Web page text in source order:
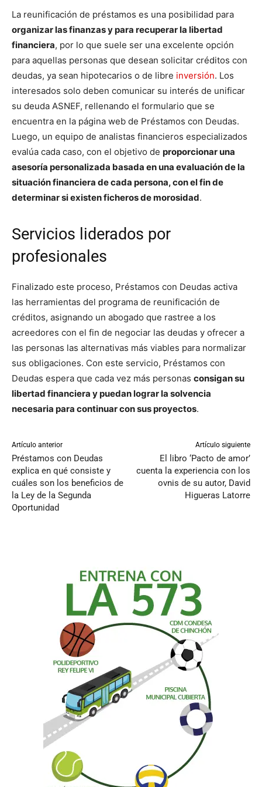
La reunificación de préstamos es una posibilidad para
organizar las finanzas y para recuperar la libertad
financiera, por lo que suele ser una excelente opción
para aquellas personas que desean solicitar créditos con
deudas, ya sean hipotecarios o de libre inversión. Los
interesados solo deben comunicar su interés de unificar
su deuda ASNEF, rellenando el formulario que se
encuentra en la página web de Préstamos con Deudas.
Luego, un equipo de analistas financieros especializados
evalúa cada caso, con el objetivo de proporcionar una
asesoría personalizada basada en una evaluación de la
situación financiera de cada persona, con el fin de
determinar si existen ficheros de morosidad.
Servicios liderados por
profesionales
Finalizado este proceso, Préstamos con Deudas activa
las herramientas del programa de reunificación de
créditos, asignando un abogado que rastree a los
acreedores con el fin de negociar las deudas y ofrecer a
las personas las alternativas más viables para normalizar
sus obligaciones. Con este servicio, Préstamos con
Deudas espera que cada vez más personas consigan su
libertad financiera y puedan lograr la solvencia
necesaria para continuar con sus proyectos.
Artículo anterior
Préstamos con Deudas
explica en qué consiste y
cuáles son los beneficios de
la Ley de la Segunda
Oportunidad
Artículo siguiente
El libro ‘Pacto de amor’
cuenta la experiencia con los
ovnis de su autor, David
Higueras Latorre